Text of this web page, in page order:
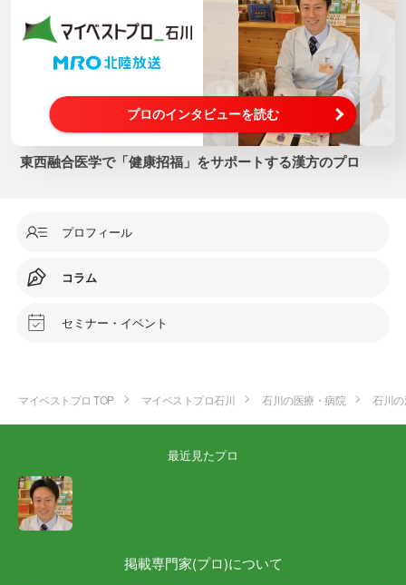
プロのインタビューを読む
東西融合医学で「健康招福」をサポートする漢方のプロ
プロフィール
コラム
セミナー・イベント
マイベストプロ TOP マイベストプロ石川 石川の医療・病院 石川
最近見たプロ
掲載専門家(プロ)について